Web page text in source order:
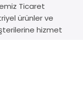
Ticaret
ürünler ve
hizmet